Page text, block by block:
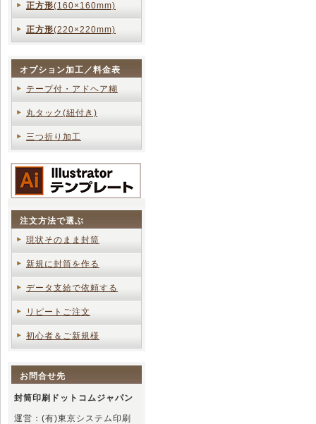
正方形(160×160mm)
正方形(220×220mm)
オプション加工／料金表
テープ付・アドヘア糊
丸タック(紐付き)
三つ折り加工
注文方法で選ぶ
現状そのまま封筒
新規に封筒を作る
データ支給で依頼する
リピートご注文
初心者＆ご新規様
お問合せ先
封筒印刷ドットコムジャパン
運営：(有)東京システム印刷